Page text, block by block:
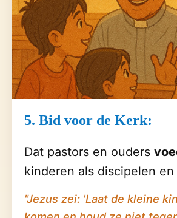
5. Bid voor de Kerk:
Dat pastors en ouders
kinderen als discipelen en
"Jezus zei: 'Laat de kleine